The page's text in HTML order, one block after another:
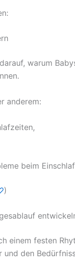
warum
anderem:
beim
)
einem festen
den